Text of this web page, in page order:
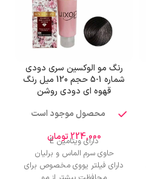
رنگ مو الوکسین سری دودی
شماره 1-5 حجم 120 میل رنگ
قهوه ای دودی روشن
محصول موجود است
224,000تومان
دارای ویتامین E
حاوی سرم الماس و برلیان
دارای فیلتر یووی مخصوص برای